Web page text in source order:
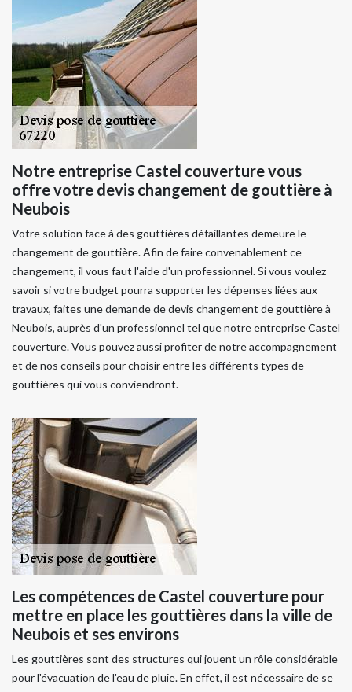
Notre entreprise Castel couverture vous
offre votre devis changement de gouttière à
Neubois
Votre solution face à des gouttières défaillantes demeure le
changement de gouttière. Afin de faire convenablement ce
changement, il vous faut l'aide d'un professionnel. Si vous voulez
savoir si votre budget pourra supporter les dépenses liées aux
travaux, faites une demande de devis changement de gouttière à
Neubois, auprès d'un professionnel tel que notre entreprise Castel
couverture. Vous pouvez aussi profiter de notre accompagnement
et de nos conseils pour choisir entre les différents types de
gouttières qui vous conviendront.
Les compétences de Castel couverture pour
mettre en place les gouttières dans la ville de
Neubois et ses environs
Les gouttières sont des structures qui jouent un rôle considérable
pour l'évacuation de l'eau de pluie. En effet, il est nécessaire de se